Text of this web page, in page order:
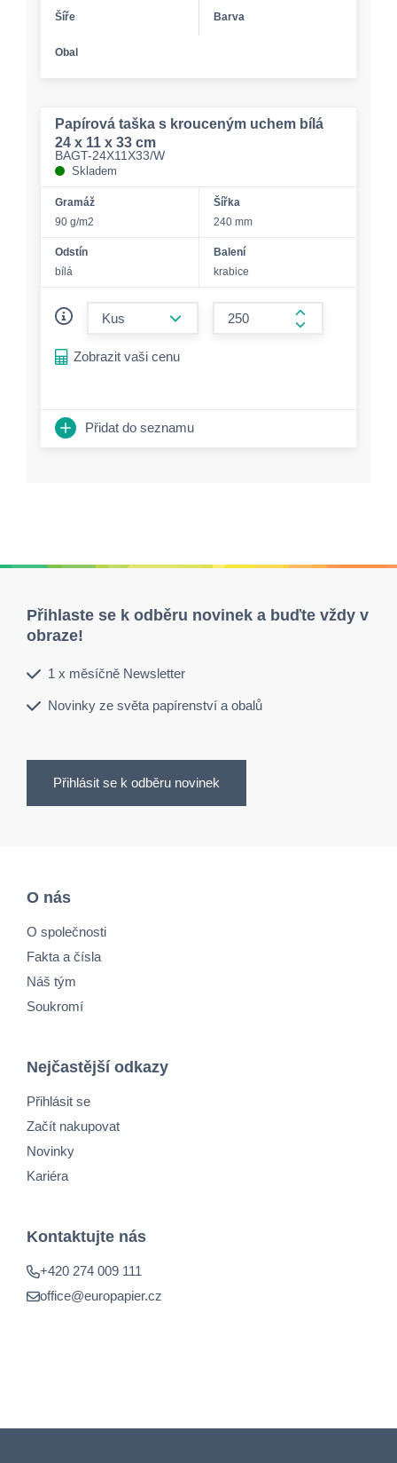
Šíře Barva
Obal
Papírová taška s krouceným uchem bílá
24 x 11 x 33 cm
BAGT-24X11X33/W
Skladem
Gramáž
90 g/m2
Šířka
240 mm
Odstín
bílá
Balení
krabice
form.increase-
Zobrazit vaši cenu
Přidat do seznamu
Přihlaste se k odběru novinek a buďte vždy v
obraze!
1 x měsíčně Newsletter
Novinky ze světa papírenství a obalů
Přihlásit se k odběru novinek
O nás
O společnosti
Fakta a čísla
Náš tým
Soukromí
Nejčastější odkazy
Přihlásit se
Začít nakupovat
Novinky
Kariéra
Kontaktujte nás
+420 274 009 111
office@europapier.cz